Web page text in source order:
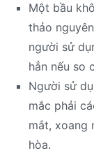
Một bầu
thảo
người sử
hẳn nếu so
Người sử
mắc phải
mắt, xoang
hòa.